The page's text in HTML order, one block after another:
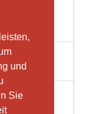
und
Sie
und
Sie